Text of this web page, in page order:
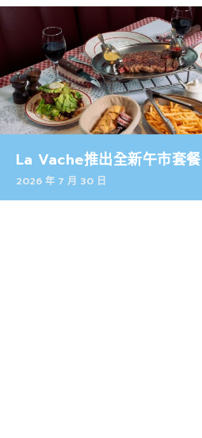
La Vache推出全新午市套餐
2026 年 7 月 30 日